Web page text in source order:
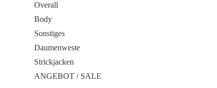
Overall
Body
Sonstiges
Daumenweste
Strickjacken
ANGEBOT / SALE